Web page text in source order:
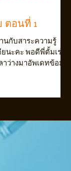
ตอนที่ 1
นกับสาระความรู้
นะคะ พอดีพี่ตั้มเร่ง
ว่างมาอัพเดทข้อมูล